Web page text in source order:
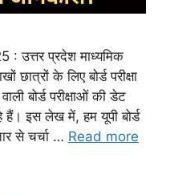
उत्तर प्रदेश माध्यमिक
छात्रों के लिए बोर्ड परीक्षा
बोर्ड परीक्षाओं की डेट
हैं। इस लेख में, हम यूपी बोर्ड
से चर्चा … Read more